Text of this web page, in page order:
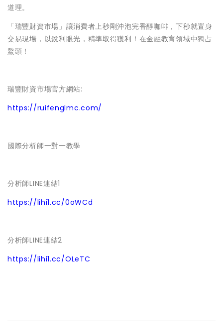
道理。
「瑞豐財資市場」讓消費者上秒剛沖泡完香醇咖啡，下秒就置身
交易現場，以銳利眼光，精準取得獲利！在金融教育領域中獨占
鰲頭！
瑞豐財資市場官方網站:
https://ruifenglmc.com/
國際分析師一對一教學
分析師LINE連結1
https://lihi1.cc/0oWCd
分析師LINE連結2
https://lihi1.cc/OLeTC